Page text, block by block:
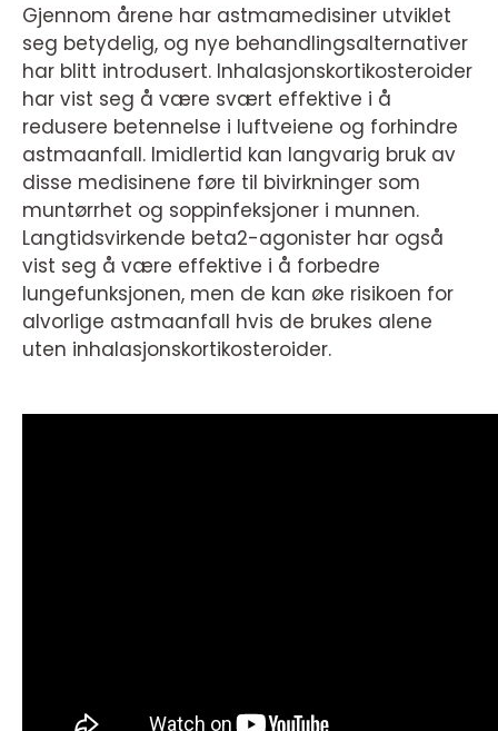
Gjennom årene har astmamedisiner utviklet
seg betydelig, og nye behandlingsalternativer
har blitt introdusert. Inhalasjonskortikosteroider
har vist seg å være svært effektive i å
redusere betennelse i luftveiene og forhindre
astmaanfall. Imidlertid kan langvarig bruk av
disse medisinene føre til bivirkninger som
muntørrhet og soppinfeksjoner i munnen.
Langtidsvirkende beta2-agonister har også
vist seg å være effektive i å forbedre
lungefunksjonen, men de kan øke risikoen for
alvorlige astmaanfall hvis de brukes alene
uten inhalasjonskortikosteroider.